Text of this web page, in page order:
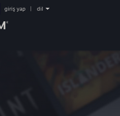
giriş yap dil